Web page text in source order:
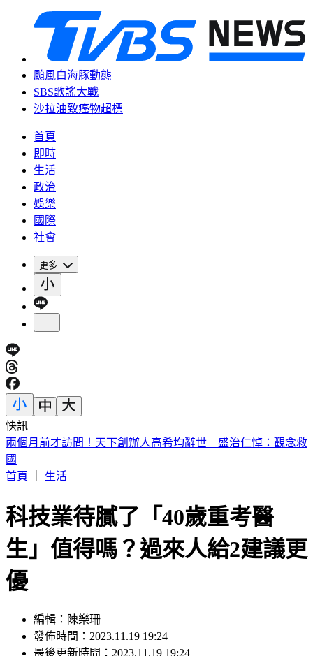
颱風白海豚動態
SBS歌謠大戰
沙拉油致癌物超標
首頁
即時
生活
政治
娛樂
國際
社會
更多
快訊
川普簽公告「劍指中國」！多晶矽15%關稅 12/4上路
首頁
科技業待膩了「40歲重考醫
生」值得嗎？過來人給2建議更
優
發佈時間：2023.11.19 19:24
最後更新時間：2023.11.19 19:24